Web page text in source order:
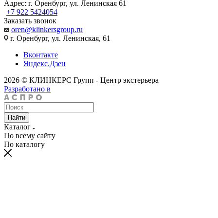
Адрес: г. Оренбург, ул. Ленинская 61
+7 922 5424054
Заказать звонок
oren@klinkersgroup.ru
г. Оренбург, ул. Ленинская, 61
Вконтакте
Яндекс.Дзен
2026 © КЛИНКЕРС Групп - Центр экстерьера
Разработано в
Найти
Каталог
По всему сайту
По каталогу